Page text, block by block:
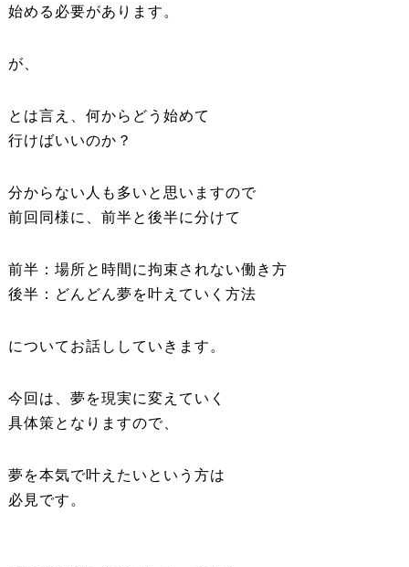
始める必要があります。
が、
とは言え、何からどう始めて
行けばいいのか？
分からない人も多いと思いますので
前回同様に、前半と後半に分けて
前半：場所と時間に拘束されない働き方
後半：どんどん夢を叶えていく方法
についてお話ししていきます。
今回は、夢を現実に変えていく
具体策となりますので、
夢を本気で叶えたいという方は
必見です。